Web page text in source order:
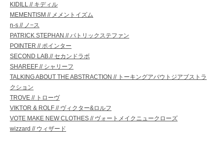
KIDILL // キディル
MEMENTISM // メメントイズム
n-s // ノ−ス
PATRICK STEPHAN // パトリックステファン
POINTER // ポインター
SECOND LAB.// セカンドラボ
SHAREEF // シャリーフ
TALKING ABOUT THE ABSTRACTION // トーキングアバウトジアブストラ
クション
TROVE // トローヴ
VIKTOR & ROLF // ヴィクター&ロルフ
VOTE MAKE NEW CLOTHES // ヴォートメイクニュークローズ
wizzard // ウィザード